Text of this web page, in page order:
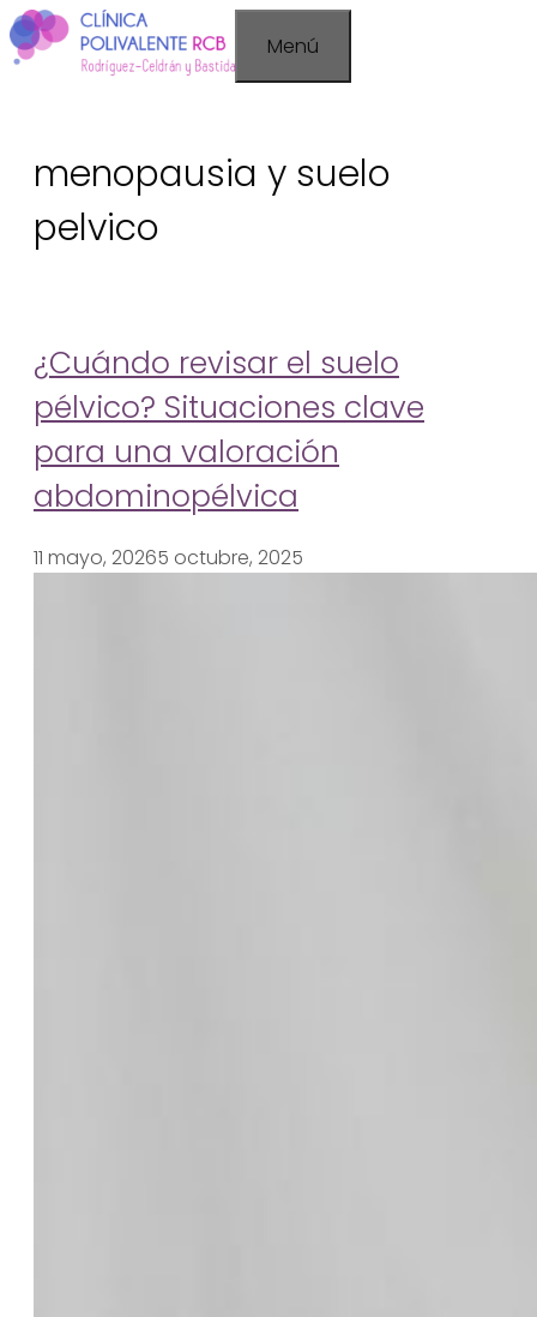
Saltar
al
contenido
Menú
menopausia y suelo
pelvico
¿Cuándo revisar el suelo
pélvico? Situaciones clave
para una valoración
abdominopélvica
11 mayo, 20265 octubre, 2025